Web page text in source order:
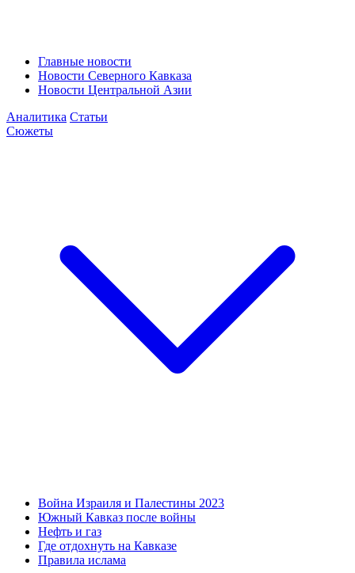
Главные новости
Новости Северного Кавказа
Новости Центральной Азии
Аналитика Статьи
Сюжеты
Война Израиля и Палестины 2023
Южный Кавказ после войны
Нефть и газ
Где отдохнуть на Кавказе
Правила ислама